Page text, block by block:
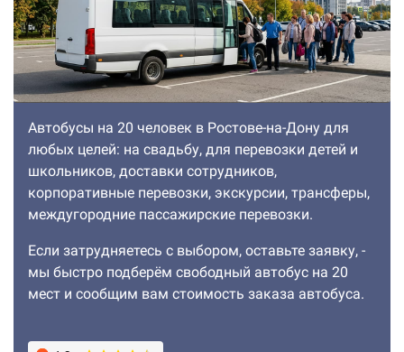
Автобусы на 20 человек в Ростове-на-Дону для
любых целей: на свадьбу, для перевозки детей и
школьников, доставки сотрудников,
корпоративные перевозки, экскурсии, трансферы,
междугородние пассажирские перевозки.
Если затрудняетесь с выбором, оставьте заявку, -
мы быстро подберём свободный автобус на 20
мест и сообщим вам стоимость заказа автобуса.